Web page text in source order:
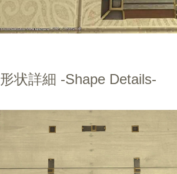
形状詳細 -Shape Details-